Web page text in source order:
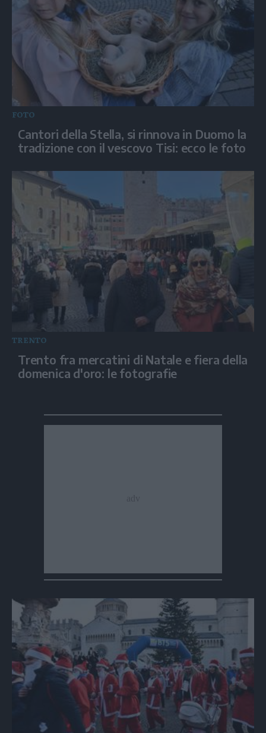
FOTO
Cantori della Stella, si rinnova in Duomo la
tradizione con il vescovo Tisi: ecco le foto
TRENTO
Trento fra mercatini di Natale e fiera della
domenica d'oro: le fotografie